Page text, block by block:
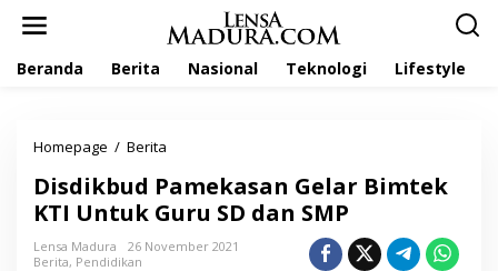
Beranda Berita Nasional Teknologi Lifestyle
Homepage / Berita
s
d
i
k
Disdikbud Pamekasan Gelar Bimtek
KTI Untuk Guru SD dan SMP
Lensa Madura
26 November 2021
Berita, Pendidikan